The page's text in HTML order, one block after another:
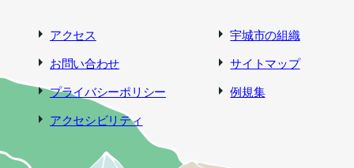
アクセス
宇城市の組織
お問い合わせ
サイトマップ
プライバシーポリシー
例規集
アクセシビリティ